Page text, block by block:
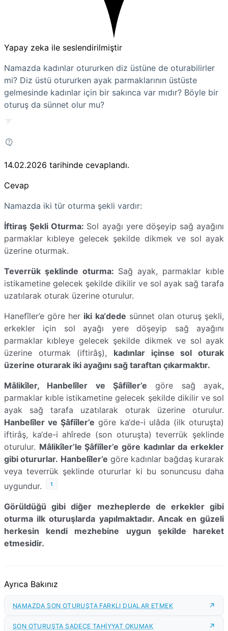
Yapay zeka ile seslendirilmiştir
Namazda kadınlar otururken diz üstüne de oturabilirler
mi? Diz üstü otururken ayak parmaklarının üstüste
gelmesinde kadınlar için bir sakınca var mıdır? Böyle bir
oturuş da sünnet olur mu?
14.02.2026 tarihinde cevaplandı.
Cevap
Namazda iki tür oturma şekli vardır:
İftiraş Şekli Oturma: Sol ayağı yere döşeyip sağ ayağını
parmaklar kıbleye gelecek şekilde dikmek ve sol ayak
üzerine oturmak.
Teverrük şeklinde oturma: Sağ ayak, parmaklar kıble
istikametine gelecek şekilde dikilir ve sol ayak sağ tarafa
uzatılarak oturak üzerine oturulur.
Hanefîler’e göre her iki ka‘dede sünnet olan oturuş şekli,
erkekler için sol ayağı yere döşeyip sağ ayağını
parmaklar kıbleye gelecek şekilde dikmek ve sol ayak
üzerine oturmak (iftirâş), kadınlar içinse sol oturak
üzerine oturarak iki ayağını sağ taraftan çıkarmaktır.
Mâlikîler, Hanbelîler ve Şâfiîler’e göre sağ ayak,
parmaklar kıble istikametine gelecek şekilde dikilir ve sol
ayak sağ tarafa uzatılarak oturak üzerine oturulur.
Hanbelîler ve Şâfiîler’e göre ka‘de-i ulâda (ilk oturuşta)
iftirâş, ka‘de-i ahîrede (son oturuşta) teverrük şeklinde
oturulur. Mâlikîler’le Şâfiîler’e göre kadınlar da erkekler
gibi otururlar. Hanbelîler’e göre kadınlar bağdaş kurarak
veya teverrük şeklinde otururlar ki bu sonuncusu daha
uygundur.
1
Görüldüğü gibi diğer mezheplerde de erkekler gibi
oturma ilk oturuşlarda yapılmaktadır. Ancak en güzeli
herkesin kendi mezhebine uygun şekilde hareket
etmesidir.
Ayrıca Bakınız
NAMAZDA SON OTURUŞTA FARKLI DUALAR ETMEK
SON OTURUŞTA SADECE TAHİYYAT OKUMAK